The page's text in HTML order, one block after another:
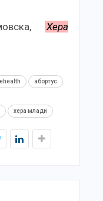
Хера
абортус
хера млади